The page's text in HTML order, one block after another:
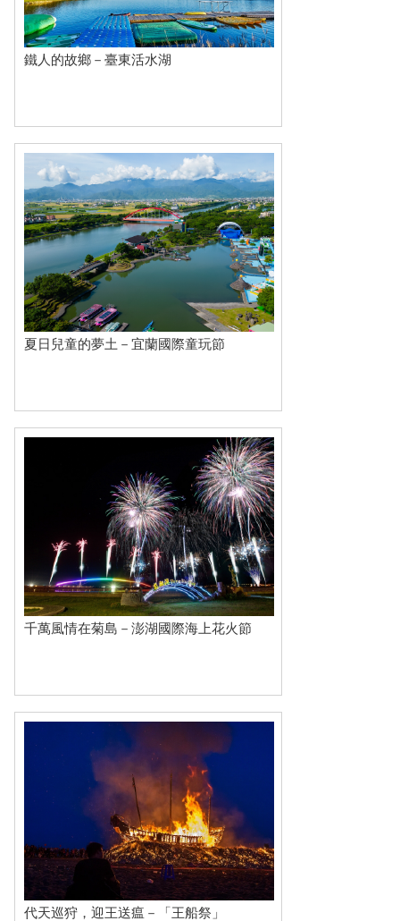
鐵人的故鄉－臺東活水湖
夏日兒童的夢土－宜蘭國際童玩節
千萬風情在菊島－澎湖國際海上花火節
代天巡狩，迎王送瘟－「王船祭」